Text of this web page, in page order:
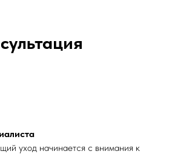
уход начинается с внимания к